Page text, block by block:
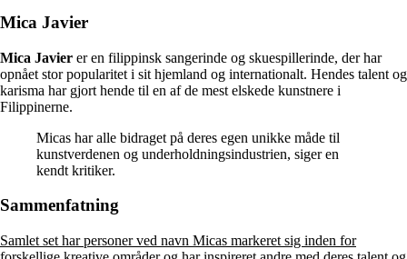
Mica Javier
Mica Javier er en filippinsk sangerinde og skuespillerinde, der har
opnået stor popularitet i sit hjemland og internationalt. Hendes talent og
karisma har gjort hende til en af de mest elskede kunstnere i
Filippinerne.
Micas har alle bidraget på deres egen unikke måde til
kunstverdenen og underholdningsindustrien, siger en
kendt kritiker.
Sammenfatning
Samlet set har personer ved navn Micas markeret sig inden for